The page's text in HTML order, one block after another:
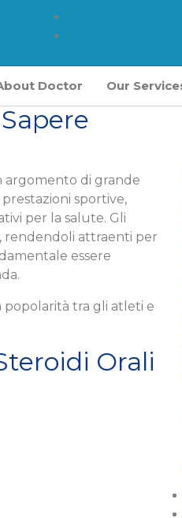
Doctor Our
argomento di grande
sportive,
per la salute. Gli
rendendoli attraenti per
essere
popolarità tra gli atleti e
Orali